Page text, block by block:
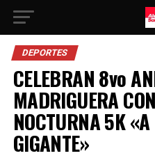
DEPORTES
CELEBRAN 8vo
MADRIGUERA
NOCTURNA 5K «A
GIGANTE»